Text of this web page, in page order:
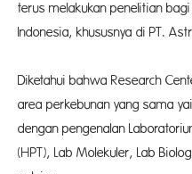
terus melakukan penelitian
Indonesia, khususnya di PT.
Diketahui bahwa Research
area perkebunan yang sama
dengan pengenalan
(HPT), Lab Molekuler, Lab